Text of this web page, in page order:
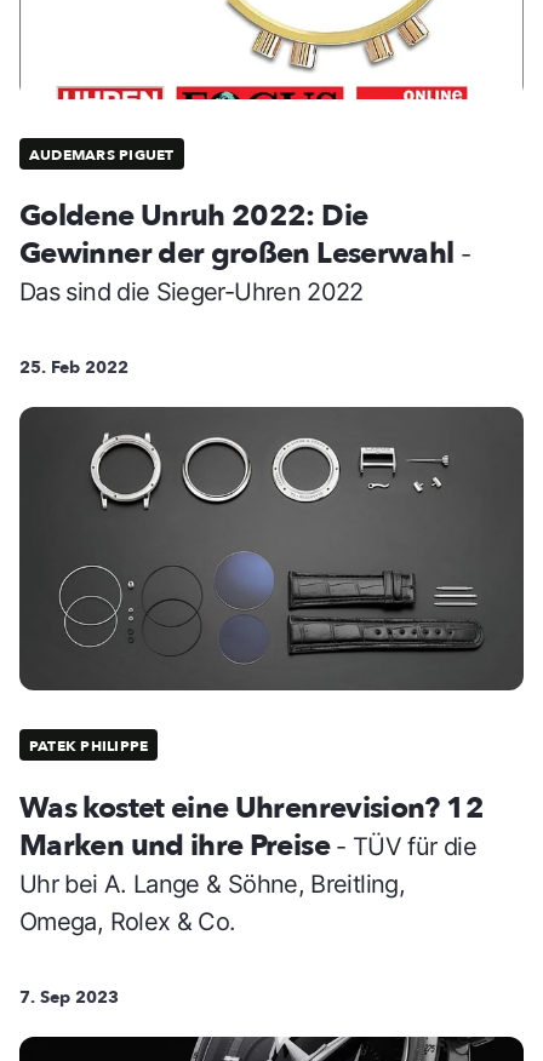
AUDEMARS PIGUET
Goldene Unruh 2022: Die
Gewinner der großen Leserwahl -
Das sind die Sieger-Uhren 2022
25. Feb 2022
PATEK PHILIPPE
Was kostet eine Uhrenrevision? 12
Marken und ihre Preise - TÜV für die
Uhr bei A. Lange & Söhne, Breitling,
Omega, Rolex & Co.
7. Sep 2023